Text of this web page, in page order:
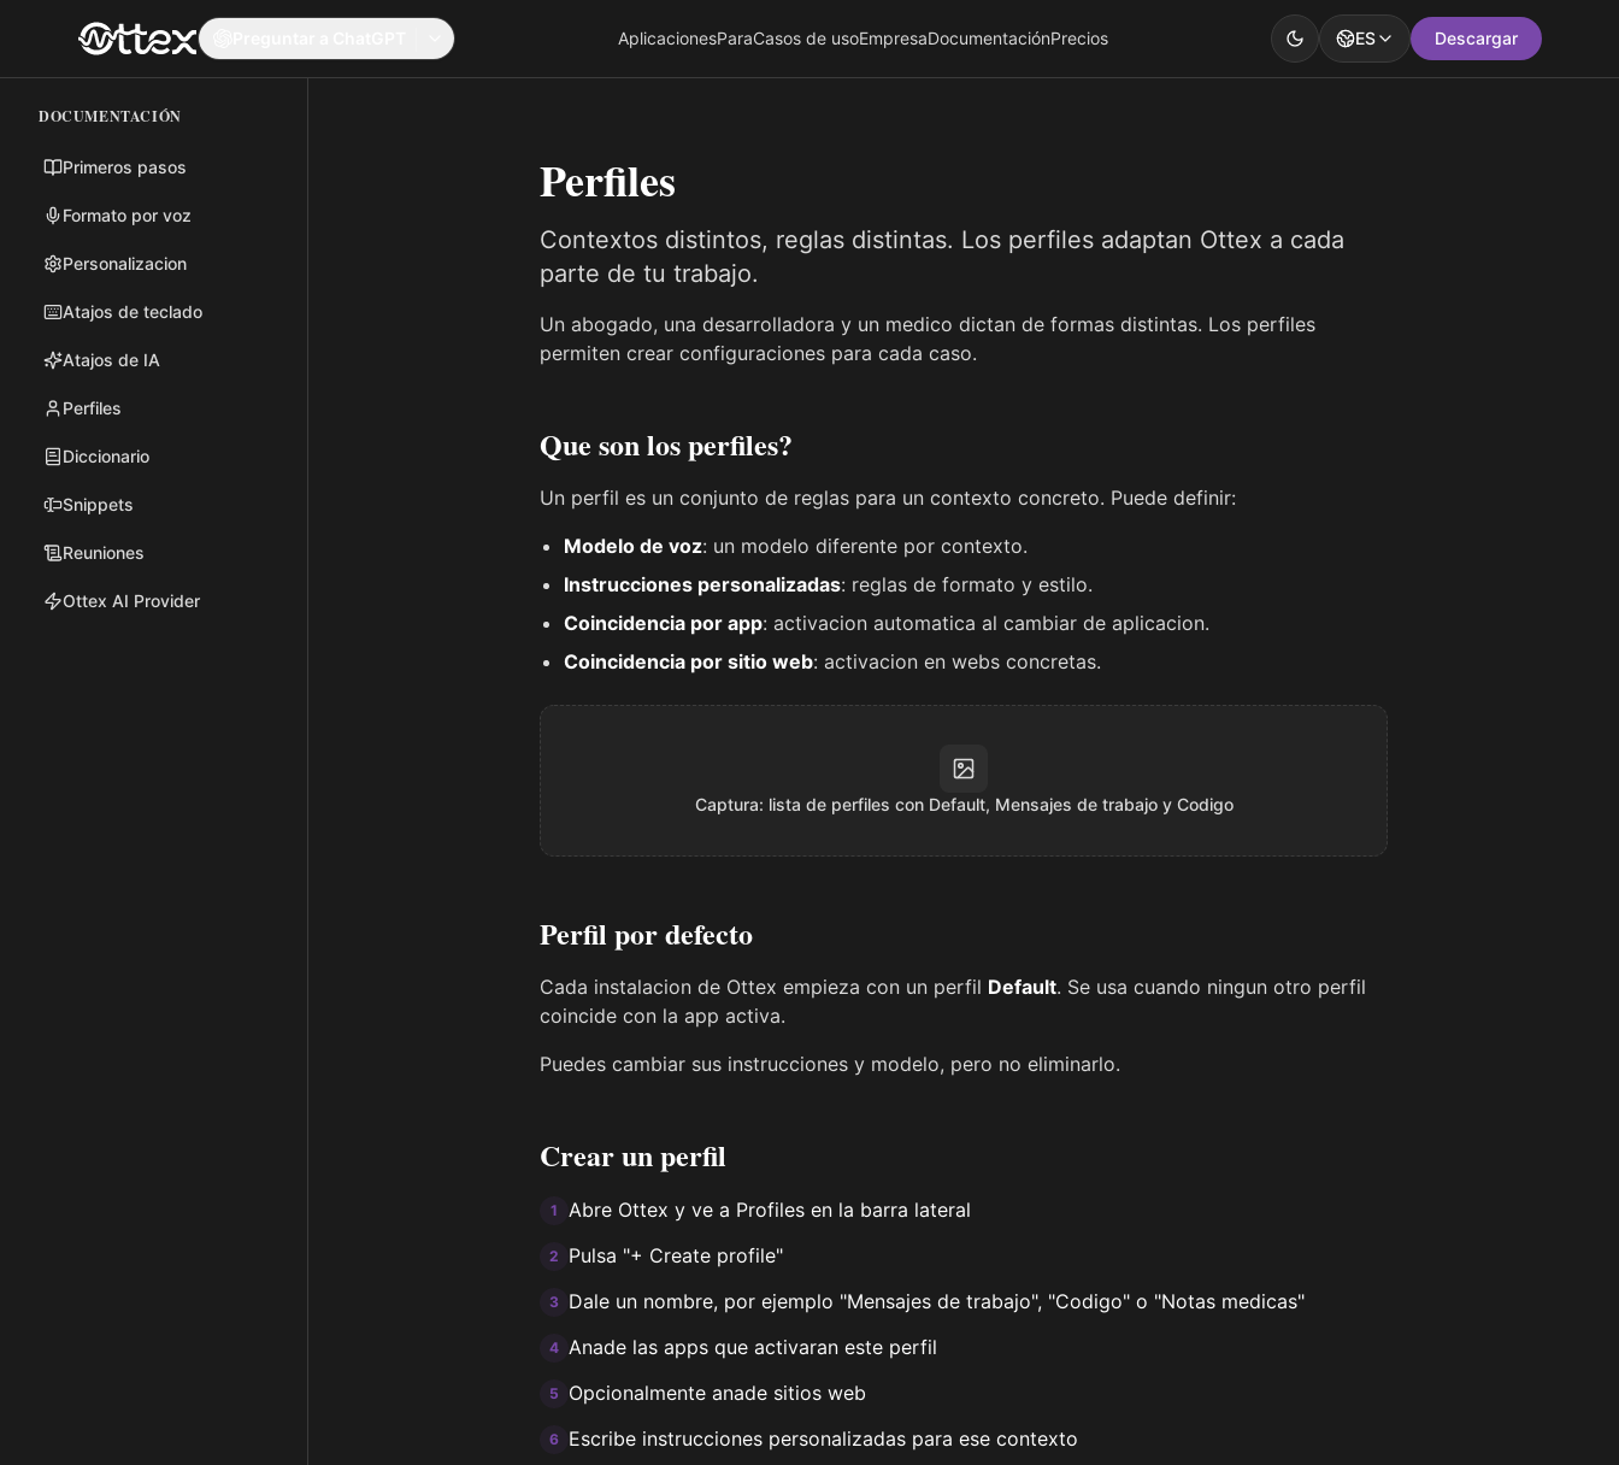
AplicacionesParaCasos de usoEmpresaDocumentaciónPrecios ES Descargar
DOCUMENTACIÓN
Primeros pasos
Formato por voz
Personalizacion
Atajos de teclado
Atajos de IA
Perfiles
Diccionario
Snippets
Reuniones
Ottex AI Provider
Perfiles
Contextos distintos, reglas distintas. Los perfiles adaptan Ottex a cada
parte de tu trabajo.
Un abogado, una desarrolladora y un medico dictan de formas distintas. Los perfiles
permiten crear configuraciones para cada caso.
Que son los perfiles?
Un perfil es un conjunto de reglas para un contexto concreto. Puede definir:
Modelo de voz: un modelo diferente por contexto.
Instrucciones personalizadas: reglas de formato y estilo.
Coincidencia por app: activacion automatica al cambiar de aplicacion.
Coincidencia por sitio web: activacion en webs concretas.
Captura: lista de perfiles con Default, Mensajes de trabajo y Codigo
Perfil por defecto
Cada instalacion de Ottex empieza con un perfil Default. Se usa cuando ningun otro perfil
coincide con la app activa.
Puedes cambiar sus instrucciones y modelo, pero no eliminarlo.
Crear un perfil
1 Abre Ottex y ve a Profiles en la barra lateral
2 Pulsa "+ Create profile"
3 Dale un nombre, por ejemplo "Mensajes de trabajo", "Codigo" o "Notas medicas"
4 Anade las apps que activaran este perfil
5 Opcionalmente anade sitios web
6 Escribe instrucciones personalizadas para ese contexto